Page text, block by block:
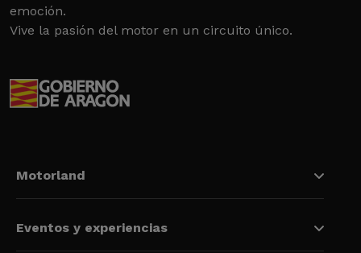
emoción.
Vive la pasión del motor en un circuito único.
Motorland
Eventos y experiencias